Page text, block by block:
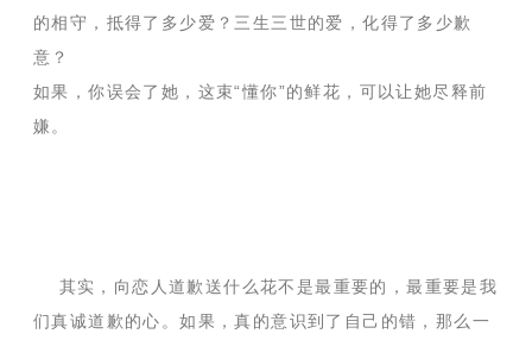
的相守，抵得了多少爱？三生三世的爱，化得了多少歉
意？
如果，你误会了她，这束“懂你”的鲜花，可以让她尽释前
嫌。
其实，向恋人道歉送什么花不是最重要的，最重要是我
们真诚道歉的心。如果，真的意识到了自己的错，那么一